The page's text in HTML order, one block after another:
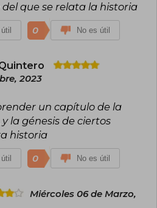
que se relata la historia
0 No es útil
2023
un capítulo de la
la génesis de ciertos
historia
0 No es útil
Miércoles 06 de Marzo,